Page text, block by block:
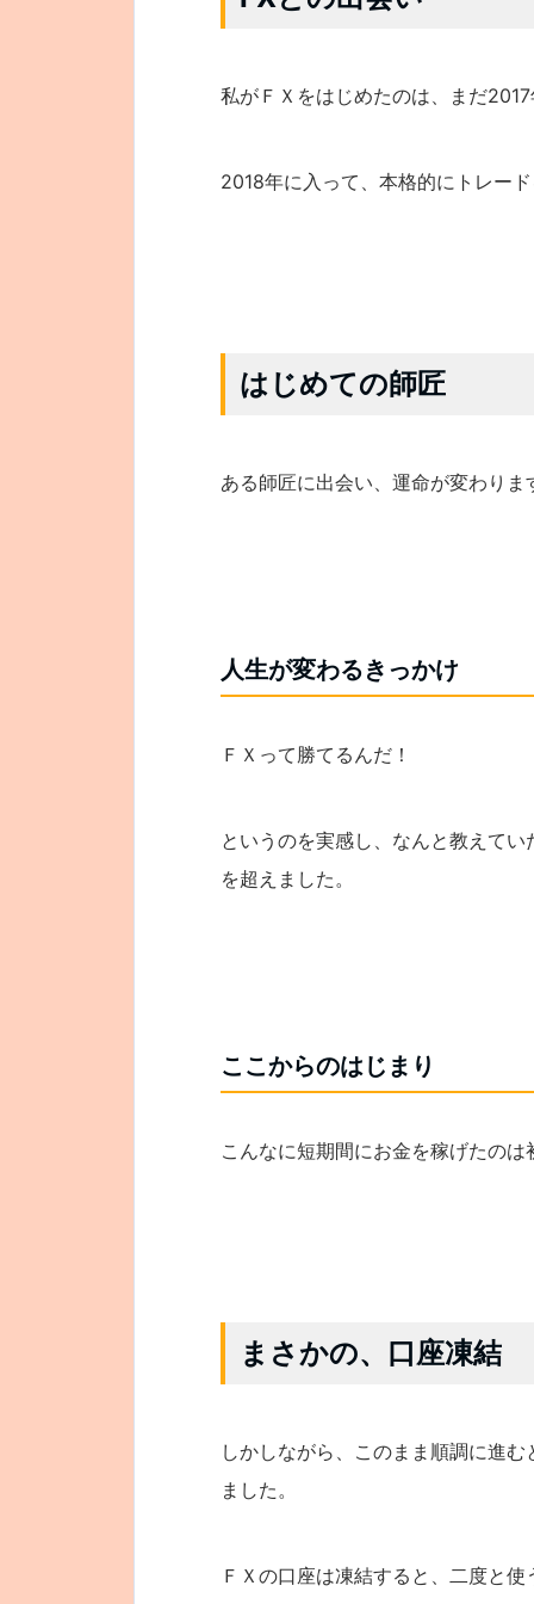
私がＦＸをはじめたのは、まだ
2018年に入って、本格的にトレー
はじめての師匠
ある師匠に出会い、運命が変わりま
人生が変わるきっかけ
ＦＸって勝てるんだ！
というのを実感し、なんと教えて
を超えました。
ここからのはじまり
こんなに短期間にお金を稼げたの
まさかの、口座凍結
しかしながら、このまま順調に進
ました。
ＦＸの口座は凍結すると、二度と